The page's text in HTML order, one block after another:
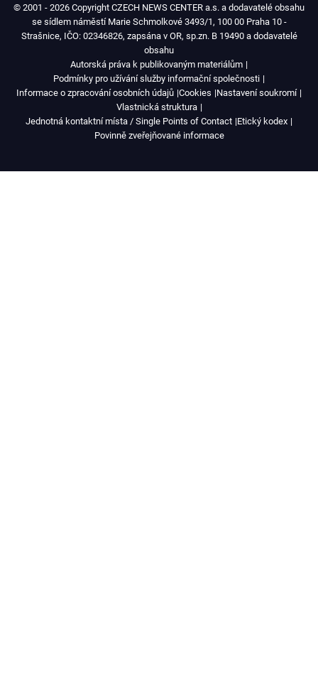
© 2001 - 2026 Copyright CZECH NEWS CENTER a.s. a dodavatelé obsahu
se sídlem náměstí Marie Schmolkové 3493/1, 100 00 Praha 10 -
Strašnice, IČO: 02346826, zapsána v OR, sp.zn. B 19490 a dodavatelé
obsahu
Autorská práva k publikovaným materiálům
Podmínky pro užívání služby informační společnosti
Informace o zpracování osobních údajů Cookies Nastavení soukromí
Vlastnická struktura
Jednotná kontaktní místa / Single Points of Contact Etický kodex
Povinně zveřejňované informace